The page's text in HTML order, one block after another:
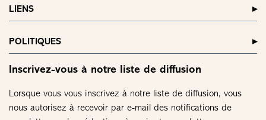
LIENS
POLITIQUES
Inscrivez-vous à notre liste de diffusion
Lorsque vous vous inscrivez à notre liste de diffusion, vous
nous autorisez à recevoir par e-mail des notifications de